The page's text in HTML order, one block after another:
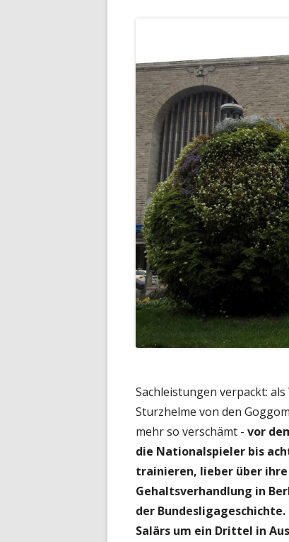
Sachleistungen verpackt:
Sturzhelme von den
mehr so verschämt - vor
die Nationalspieler bis
trainieren, lieber über ihre
Gehaltsverhandlung in
der
Salärs um ein Drittel in